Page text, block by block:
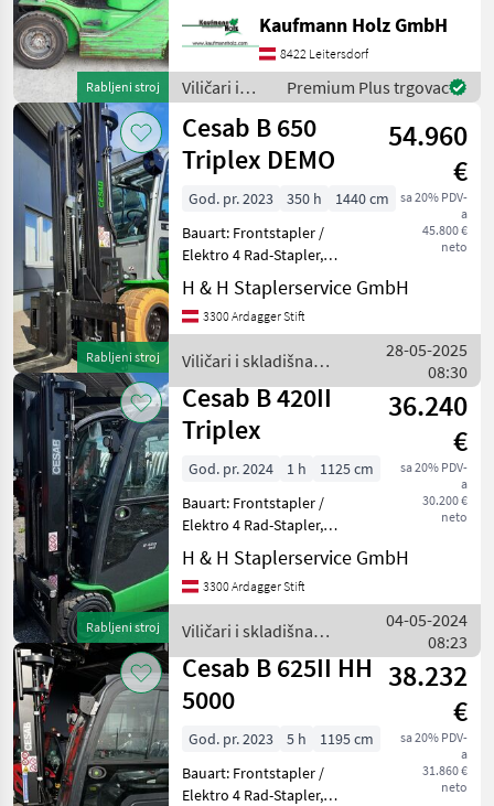
ODABERITE
KATEGORIJU
Poljoprivredna tehnika
MARKETPLACE
Marketplace
Ponude
trgovaca oglasi
Rabljeni stroj
11.884 Stunden 41 KW 2, 5
Tonnen Hubkraft 2, 15
Meter Bauhöhe 4, 60 Meter
Hub
Kaufmann Holz GmbH
8422 Leitersdorf
Viličari i
skladišna
tehnika /
Cesab
Premium Plus trgovac
Rabljeni stroj
Cesab B 650
Triplex DEMO
54.960
€
sa 20% PDV-
a
45.800 €
neto
God. pr. 2023 350 h
1440 cm
Bauart: Frontstapler /
Elektro 4 Rad-Stapler,
Tragkraft: 5000kg, Hubhöhe:
5000mm, Bauhöhe:
2630mm, Freihub: 1740mm,
Batterie: PzS Bj. 2023 80V Zu
H & H Staplerservice GmbH
3300 Ardagger Stift
Viličari i skladišna
tehnika / Cesab
28-05-2025
08:30
Rabljeni stroj
Cesab B 420II
Triplex
36.240
€
sa 20% PDV-
a
30.200 €
neto
God. pr. 2024 1 h
1125 cm
Bauart: Frontstapler /
Elektro 4 Rad-Stapler,
Tragkraft: 2000kg, Hubhöhe:
4700mm, Bauhöhe:
2120mm, Freihub: 1610mm,
Batterie: Enersys PzS Bj. 202
H & H Staplerservice GmbH
3300 Ardagger Stift
Viličari i skladišna
tehnika / Cesab
04-05-2024
08:23
Cesab B 625II HH
5000
38.232
€
sa 20% PDV-
a
31.860 €
neto
God. pr. 2023 5 h
1195 cm
Bauart: Frontstapler /
Elektro 4 Rad-Stapler,